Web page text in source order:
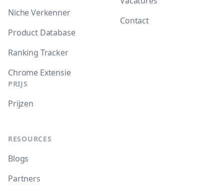
Niche Verkenner
Product Database
Ranking Tracker
Chrome Extensie
PRIJS
Prijzen
RESOURCES
Blogs
Partners
Contact